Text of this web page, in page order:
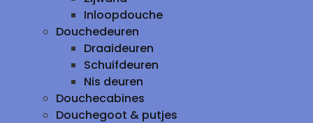
Inloopdouche
Douchedeuren
Draaideuren
Schuifdeuren
Nis deuren
Douchecabines
Douchegoot & putjes